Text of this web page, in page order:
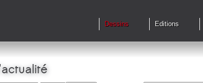
Dessins Editions